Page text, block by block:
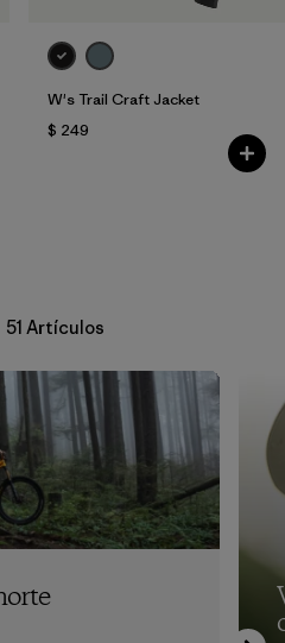
W's Trail Craft Jacket
$ 249
51 Artículos